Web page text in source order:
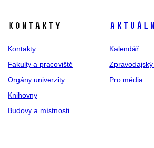
Kontakty
Kontakty
Fakulty a pracoviště
Orgány univerzity
Knihovny
Budovy a místnosti
Kalendář
Pro média